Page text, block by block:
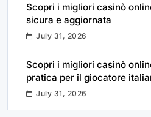
Scopri i migliori casinò
sicura e aggiornata
July 31, 2026
Scopri i migliori casinò
pratica per il giocatore
July 31, 2026